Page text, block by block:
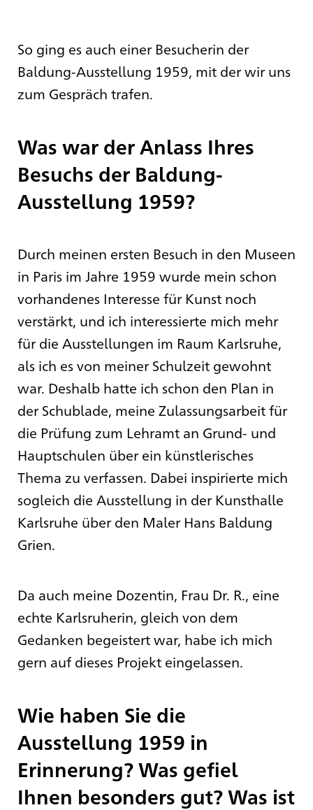
So ging es auch einer Besucherin der
Baldung-Ausstellung 1959, mit der wir uns
zum Gespräch trafen.
Was war der Anlass Ihres
Besuchs der Baldung-
Ausstellung 1959?
Durch meinen ersten Besuch in den Museen
in Paris im Jahre 1959 wurde mein schon
vorhandenes Interesse für Kunst noch
verstärkt, und ich interessierte mich mehr
für die Ausstellungen im Raum Karlsruhe,
als ich es von meiner Schulzeit gewohnt
war. Deshalb hatte ich schon den Plan in
der Schublade, meine Zulassungsarbeit für
die Prüfung zum Lehramt an Grund- und
Hauptschulen über ein künstlerisches
Thema zu verfassen. Dabei inspirierte mich
sogleich die Ausstellung in der Kunsthalle
Karlsruhe über den Maler Hans Baldung
Grien.
Da auch meine Dozentin, Frau Dr. R., eine
echte Karlsruherin, gleich von dem
Gedanken begeistert war, habe ich mich
gern auf dieses Projekt eingelassen.
Wie haben Sie die
Ausstellung 1959 in
Erinnerung? Was gefiel
Ihnen besonders gut? Was ist